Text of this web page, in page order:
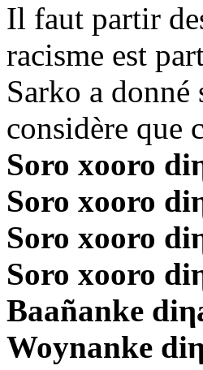
Il faut partir
racisme est
Sarko a donné
considère que
Soro xooro
Soro xooro
Soro xooro
Soro xooro
Baañanke
Woynanke